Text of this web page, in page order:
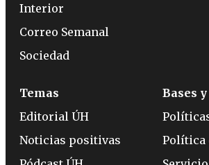
Interior
Correo Semanal
Sociedad
Temas
Editorial ÚH
Noticias positivas
Bases
Política